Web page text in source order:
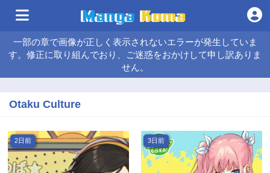
一部の章で画像が正しく表示されないエラーが発生していま
す。修正に取り組んでおり、ご迷惑をおかけして申し訳ありま
せん。
Otaku Culture
2日前 3日前